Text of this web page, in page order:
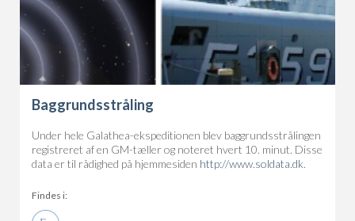
Baggrundsstråling
Under hele Galathea-ekspeditionen blev baggrundsstrålingen
registreret af en GM-tæller og noteret hvert 10. minut. Disse
data er til rådighed på hjemmesiden http://www.soldata.dk.
Findes i: